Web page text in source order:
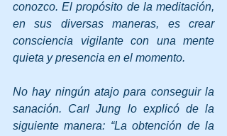
conozco. El propósito de la meditación,
en sus diversas maneras, es crear
consciencia vigilante con una mente
quieta y presencia en el momento.
No hay ningún atajo para conseguir la
sanación. Carl Jung lo explicó de la
siguiente manera: “La obtención de la